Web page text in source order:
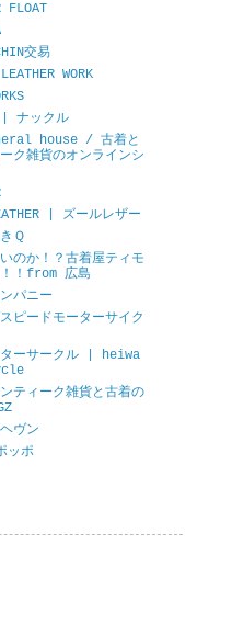
FLOAT
交易
WORK
| ナックル
house / 古着と
ク雑貨のオンラインシ
| ズールレザー
Ｑ
のか！？古着屋ティモ
！！from 広島
パニー
ピードモーターサイク
ターサークル | heiwa
ティーク雑貨と古着の
ヴン
ッポ